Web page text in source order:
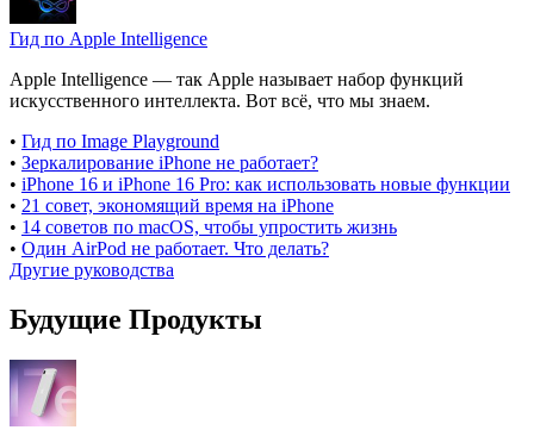
Гид по Apple Intelligence
Apple Intelligence — так Apple называет набор функций
искусственного интеллекта. Вот всё, что мы знаем.
• Гид по Image Playground
• Зеркалирование iPhone не работает?
• iPhone 16 и iPhone 16 Pro: как использовать новые функции
• 21 совет, экономящий время на iPhone
• 14 советов по macOS, чтобы упростить жизнь
• Один AirPod не работает. Что делать?
Другие руководства
Будущие Продукты